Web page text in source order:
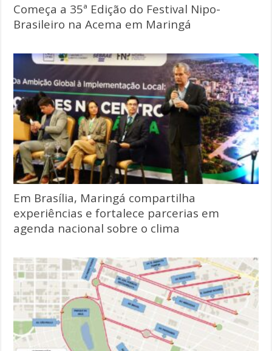
Começa a 35ª Edição do Festival Nipo-
Brasileiro na Acema em Maringá
Em Brasília, Maringá compartilha
experiências e fortalece parcerias em
agenda nacional sobre o clima